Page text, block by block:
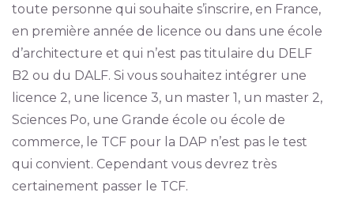
toute personne qui souhaite s’inscrire, en France,
en première année de licence ou dans une école
d’architecture et qui n’est pas titulaire du DELF
B2 ou du DALF. Si vous souhaitez intégrer une
licence 2, une licence 3, un master 1, un master 2,
Sciences Po, une Grande école ou école de
commerce, le TCF pour la DAP n’est pas le test
qui convient. Cependant vous devrez très
certainement passer le TCF.